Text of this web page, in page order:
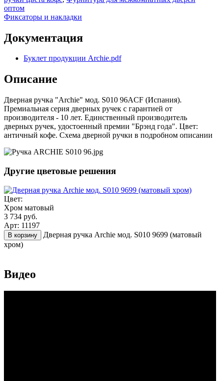
оптом
Фиксаторы и накладки
Документация
Буклет продукции Archie.pdf
Описание
Дверная ручка "Archie" мод. S010 96ACF (Испания).
Премиальная серия дверных ручек с гарантией от
производителя - 10 лет. Единственный производитель
дверных ручек, удостоенный премии "Брэнд года". Цвет:
античный кофе. Схема дверной ручки в подробном описании
Другие цветовые решения
Цвет:
Хром матовый
3 734 руб.
Арт: 11197
В корзину
Дверная ручка Archie мод. S010 9699 (матовый
хром)
Видео